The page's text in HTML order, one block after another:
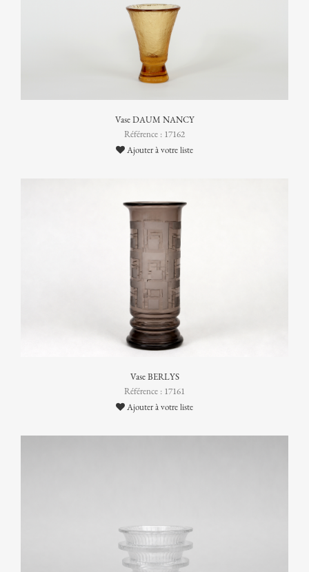
Vase DAUM NANCY
Référence : 17162
Ajouter à votre liste
Vase BERLYS
Référence : 17161
Ajouter à votre liste